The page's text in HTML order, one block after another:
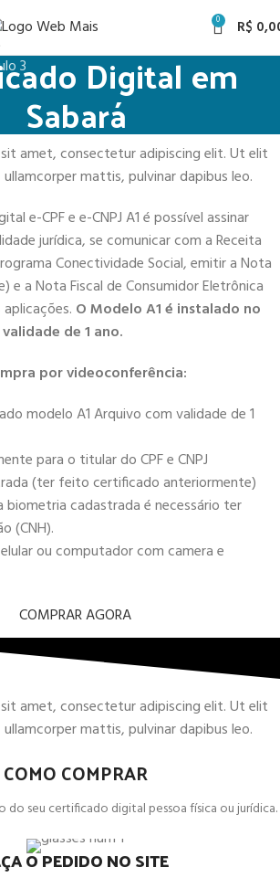
0 R$
Digital em
Sabará
amet, consectetur adipiscing elit. Ut elit
mattis, pulvinar dapibus leo.
e-CPF e e-CNPJ A1 é possível assinar
jurídica, se comunicar com a Receita
Conectividade Social, emitir a Nota
e a Nota Fiscal de Consumidor Eletrônica
O Modelo A1 é instalado no
de 1 ano.
por videoconferência:
modelo A1 Arquivo com validade de 1
para o titular do CPF e CNPJ
(ter feito certificado anteriormente)
biometria cadastrada é necessário ter
(CNH).
ou computador com camera e
COMPRAR AGORA
amet, consectetur adipiscing elit. Ut elit
mattis, pulvinar dapibus leo.
COMO COMPRAR
do seu certificado digital pessoa física ou jurídica.
O PEDIDO NO SITE